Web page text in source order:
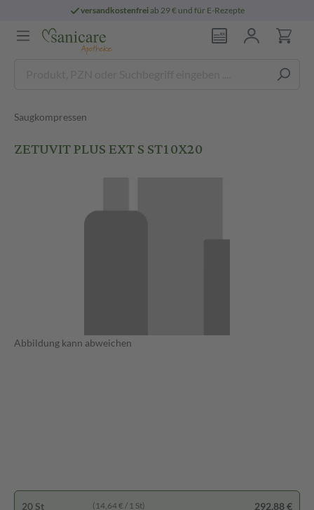
versandkostenfreiab 29 € und für E-Rezepte
Saugkompressen
ZETUVIT PLUS EXT S ST10X20
Abbildung kann abweichen
20 St (14,64 € / 1 St) 292,88 €